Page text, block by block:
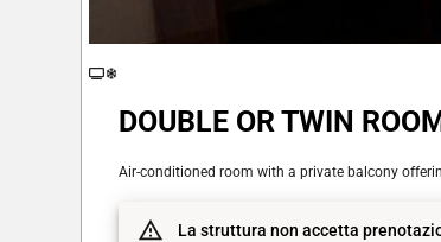
DOUBLE OR TWIN
Air-conditioned room with a private balcony
La struttura non accetta